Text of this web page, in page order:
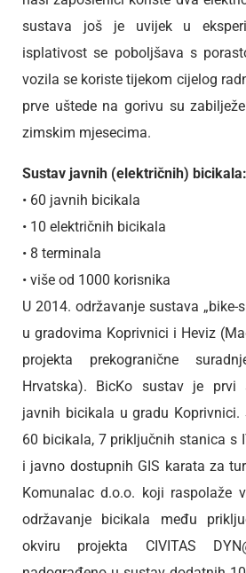
sustava još je uvijek u
isplativost se poboljšava s
vozila se koriste tijekom cijelog
prve uštede na gorivu su
zimskim mjesecima.
Sustav javnih (električnih) bicikala:
• 60 javnih bicikala
• 10 električnih bicikala
• 8 terminala
• više od 1000 korisnika
U 2014. održavanje sustava „bike-
u gradovima Koprivnici i Heviz
projekta prekogranične
Hrvatska). BicKo sustav je prvi
javnih bicikala u gradu Koprivnici.
60 bicikala, 7 priključnih stanica s
i javno dostupnih GIS karata za
Komunalac d.o.o. koji raspolaže
održavanje bicikala među
okviru projekta CIVITAS